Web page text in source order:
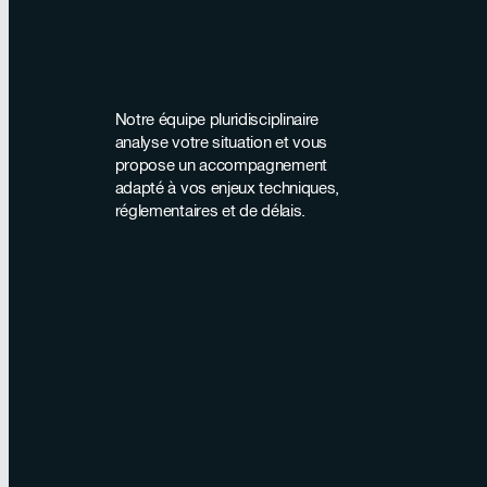
Notre équipe pluridisciplinaire
analyse votre situation et vous
propose un accompagnement
adapté à vos enjeux techniques,
réglementaires et de délais.